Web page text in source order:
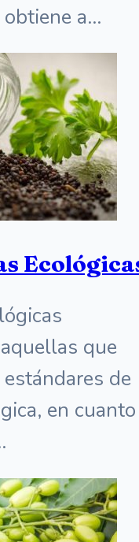
a…
que
de
en